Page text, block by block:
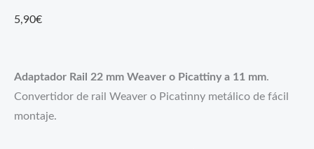
5,90€
Adaptador Rail 22 mm Weaver o Picattiny a 11 mm.
Convertidor de rail Weaver o Picatinny metálico de fácil
montaje.